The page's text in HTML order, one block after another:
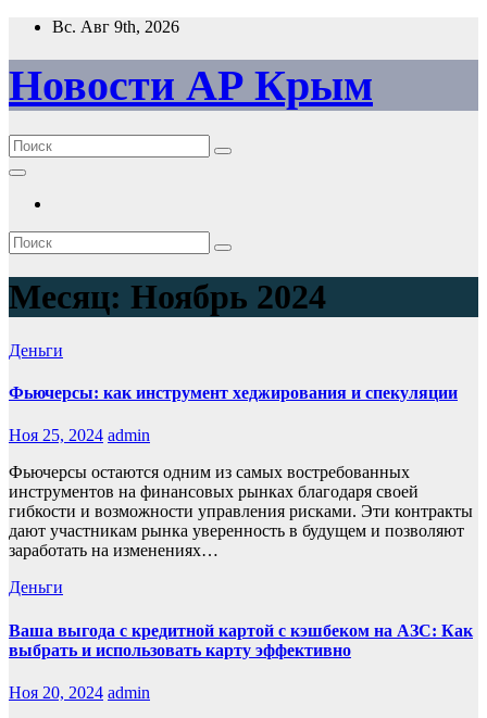
Перейти
содержимому
Вс. Авг 9th, 2026
Новости АР Крым
Месяц: Ноябрь 2024
Деньги
Фьючерсы: как инструмент хеджирования и спекуляции
Ноя 25, 2024 admin
Фьючерсы остаются одним из самых востребованных
инструментов на финансовых рынках благодаря своей
гибкости и возможности управления рисками. Эти контракты
дают участникам рынка уверенность в будущем и позволяют
заработать на изменениях…
Деньги
Ваша выгода с кредитной картой с кэшбеком на АЗС: Как
выбрать и использовать карту эффективно
Ноя 20, 2024 admin